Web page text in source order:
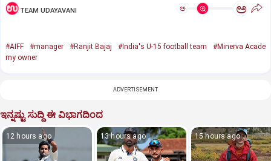
TEAM UDAYAVANI ಅ ಅ
#AIFF #manager #Ranjit Bajaj #India's U-15 football team
#Minerva Acade
my owner
ADVERTISEMENT
ಇನ್ನಷ್ಟು ಸುದ್ದಿ ಈ ವಿಭಾಗದಿಂದ
12 hours ago 13 hours ago 15 hours ago